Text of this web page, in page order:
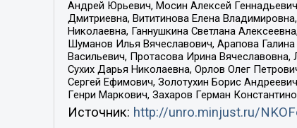
Андрей Юрьевич, Мосин Алексей
Дмитриевна, Вититинова Елена
Николаевна, Ганнушкина Светлана
Шуманов Илья Вячеславович, Арапова
Васильевич, Протасова Ирина
Сухих Дарья Николаевна, Орлов Олег
Сергей Ефимович, Золотухин Борис
Генри Маркович, Захаров Герман
Источник: http://unro.minjust.ru/